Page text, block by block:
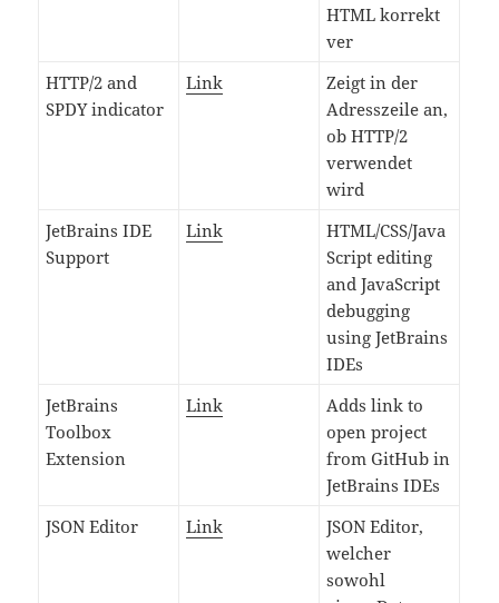
HTML korrekt
ver
HTTP/2 and
SPDY indicator
Link
Zeigt in der
Adresszeile an,
ob HTTP/2
verwendet
wird
JetBrains IDE
Support
Link
HTML/CSS/Java
Script editing
and JavaScript
debugging
using JetBrains
IDEs
JetBrains
Toolbox
Extension
Link
Adds link to
open project
from GitHub in
JetBrains IDEs
JSON Editor
Link
JSON Editor,
welcher
sowohl